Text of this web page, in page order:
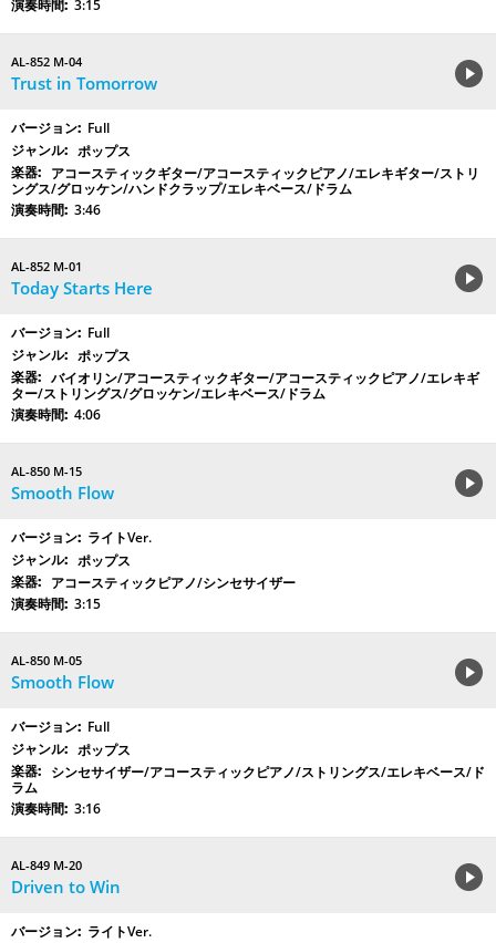
3:15
AL-852 M-04
Trust in Tomorrow
Full
ポップス
アコースティックギター/アコースティックピアノ/エレキギター/ストリ
ングス/グロッケン/ハンドクラップ/エレキベース/ドラム
3:46
AL-852 M-01
Today Starts Here
Full
ポップス
バイオリン/アコースティックギター/アコースティックピアノ/エレキギ
ター/ストリングス/グロッケン/エレキベース/ドラム
4:06
AL-850 M-15
Smooth Flow
ライトVer.
ポップス
アコースティックピアノ/シンセサイザー
3:15
AL-850 M-05
Smooth Flow
Full
ポップス
シンセサイザー/アコースティックピアノ/ストリングス/エレキベース/ド
ラム
3:16
AL-849 M-20
Driven to Win
ライトVer.